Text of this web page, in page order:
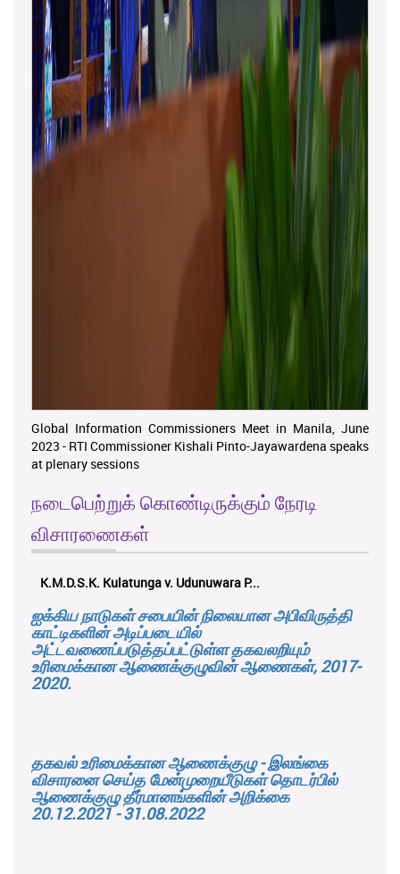
Global Information Commissioners Meet in Manila, June
2023 - RTI Commissioner Kishali Pinto-Jayawardena speaks
at plenary sessions
நடைபெற்றுக் கொண்டிருக்கும் நேரடி
விசாரணைகள்
K.M.D.S.K. Kulatunga v. Udunuwara P...
ஐக்கிய நாடுகள் சபையின் நிலையான அபிவிருத்தி
காட்டிகளின் அடிப்படையில்
அட்டவணைப்படுத்தப்பட்டுள்ள தகவலறியும்
உரிமைக்கான ஆணைக்குழுவின் ஆணைகள், 2017-
2020.
தகவல் உரிமைக்கான ஆணைக்குழு - இலங்கை
விசாரனை செய்த மேன்முறையீடுகள் தொடர்பில்
ஆணைக்குழு தீர்மானங்களின் அறிக்கை
20.12.2021 - 31.08.2022